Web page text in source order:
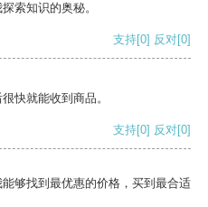
索知识的奥秘。
支持[0] 反对[0]
快就能收到商品。
支持[0] 反对[0]
够找到最优惠的价格，买到最合适